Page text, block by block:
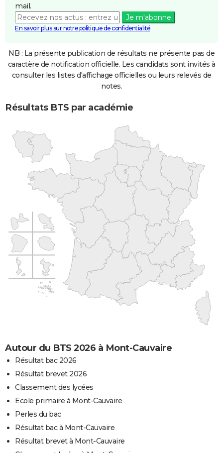
mail.
Je m'abonne
En savoir plus sur notre politique de confidentialité
NB : La présente publication de résultats ne présente pas de
caractère de notification officielle. Les candidats sont invités à
consulter les listes d'affichage officielles ou leurs relevés de
notes.
Résultats BTS par académie
Autour du BTS 2026 à Mont-Cauvaire
Résultat bac 2026
Résultat brevet 2026
Classement des lycées
Ecole primaire à Mont-Cauvaire
Perles du bac
Résultat bac à Mont-Cauvaire
Résultat brevet à Mont-Cauvaire